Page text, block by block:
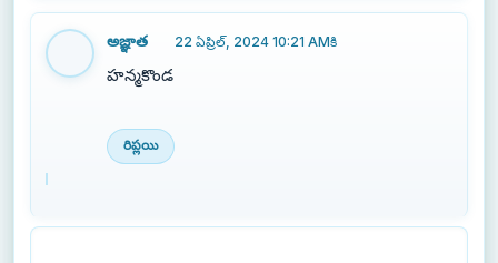
అజ్ఞాత 22 ఏప్రిల్, 2024 10:21 AMకి
హన్మకొండ
రిప్లయి